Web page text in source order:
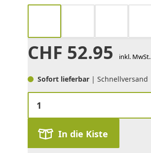
CHF 52.95 inkl. MwSt.
Sofort lieferbar | Schnellversand
In die Kiste